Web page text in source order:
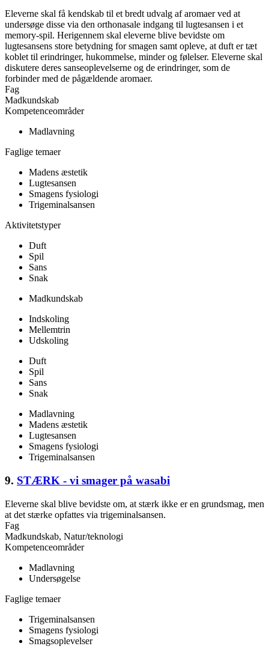
Eleverne skal få kendskab til et bredt udvalg af aromaer ved at
undersøge disse via den orthonasale indgang til lugtesansen i et
memory-spil. Herigennem skal eleverne blive bevidste om
lugtesansens store betydning for smagen samt opleve, at duft er tæt
koblet til erindringer, hukommelse, minder og følelser. Eleverne skal
diskutere deres sanseoplevelserne og de erindringer, som de
forbinder med de pågældende aromaer.
Fag
Madkundskab
Kompetenceområder
Madlavning
Faglige temaer
Madens æstetik
Lugtesansen
Smagens fysiologi
Trigeminalsansen
Aktivitetstyper
Duft
Spil
Sans
Snak
Madkundskab
Indskoling
Mellemtrin
Udskoling
Duft
Spil
Sans
Snak
Madlavning
Madens æstetik
Lugtesansen
Smagens fysiologi
Trigeminalsansen
9. STÆRK - vi smager på wasabi
Eleverne skal blive bevidste om, at stærk ikke er en grundsmag, men
at det stærke opfattes via trigeminalsansen.
Fag
Madkundskab, Natur/teknologi
Kompetenceområder
Madlavning
Undersøgelse
Faglige temaer
Trigeminalsansen
Smagens fysiologi
Smagsoplevelser